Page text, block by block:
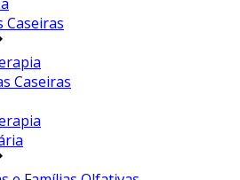
Caseiras
Caseiras